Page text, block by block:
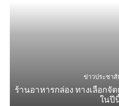
ข่าวประชา
ร้านอาหารกล่อง ทางเลือกจั
ในปี